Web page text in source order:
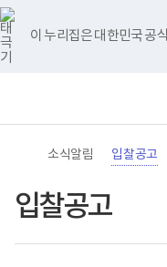
바
로
가
기
메
이 누리집은 대한민국 공
너
비
767px
이
하
영메
홈
소식알림 입찰공고
입찰공고
유
튜
브
블
로
그
인
스
타
그
램
페
이
스
북